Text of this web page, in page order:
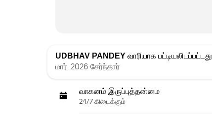
UDBHAV PANDEY வாரியாக பட்டியலிடப்பட்டது
மார். 2026 சேர்ந்தார்
வாகனம் இருப்புத்தன்மை
24/7 கிடைக்கும்